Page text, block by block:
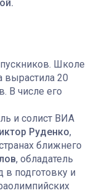
Школе
вырастила 20
В числе его
и солист ВИА
Руденко,
ближнего
, обладатель
в подготовку и